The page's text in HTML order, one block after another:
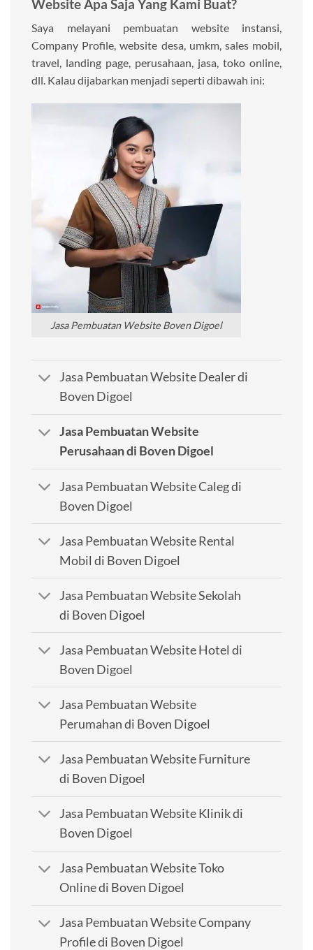
Website Apa Saja Yang Kami Buat?
Saya melayani pembuatan website instansi,
Company Profile, website desa, umkm, sales mobil,
travel, landing page, perusahaan, jasa, toko online,
dll. Kalau dijabarkan menjadi seperti dibawah ini:
Jasa Pembuatan Website Boven Digoel
Jasa Pembuatan Website Dealer di
Boven Digoel
Jasa Pembuatan Website
Perusahaan di Boven Digoel
Jasa Pembuatan Website Caleg di
Boven Digoel
Jasa Pembuatan Website Rental
Mobil di Boven Digoel
Jasa Pembuatan Website Sekolah
di Boven Digoel
Jasa Pembuatan Website Hotel di
Boven Digoel
Jasa Pembuatan Website
Perumahan di Boven Digoel
Jasa Pembuatan Website Furniture
di Boven Digoel
Jasa Pembuatan Website Klinik di
Boven Digoel
Jasa Pembuatan Website Toko
Online di Boven Digoel
Jasa Pembuatan Website Company
Profile di Boven Digoel